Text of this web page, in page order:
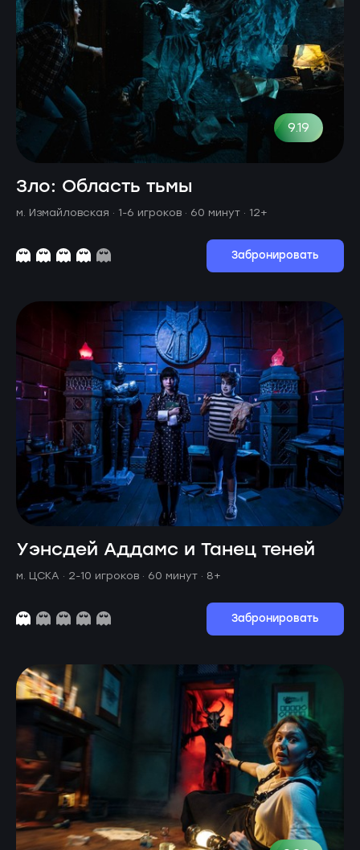
9.19
Зло: Область тьмы
м. Измайловская · 1-6 игроков · 60 минут · 12+
Забронировать
Уэнсдей Аддамс и Танец теней
м. ЦСКА · 2-10 игроков · 60 минут · 8+
Забронировать